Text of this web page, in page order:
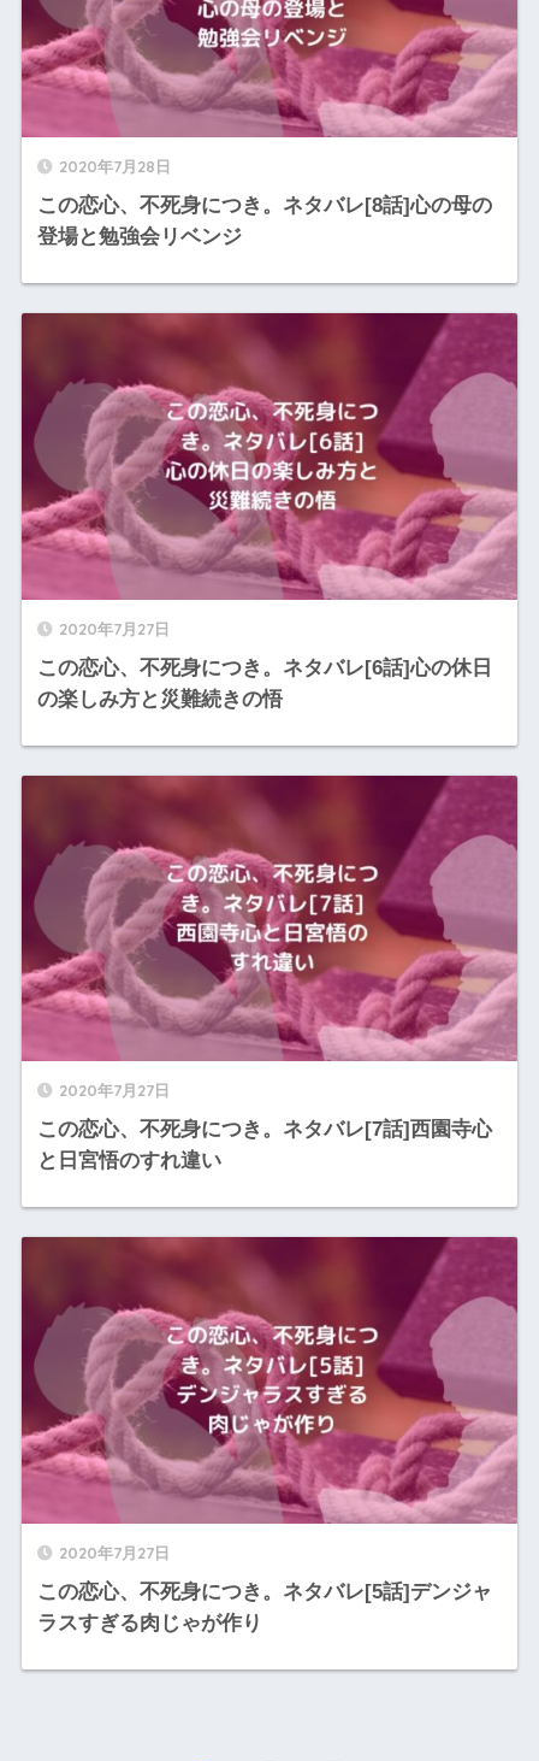
2020年7月28日
この恋心、不死身につき。ネタバレ[8話]心の母の
登場と勉強会リベンジ
2020年7月27日
この恋心、不死身につき。ネタバレ[6話]心の休日
の楽しみ方と災難続きの悟
2020年7月27日
この恋心、不死身につき。ネタバレ[7話]西園寺心
と日宮悟のすれ違い
2020年7月27日
この恋心、不死身につき。ネタバレ[5話]デンジャ
ラスすぎる肉じゃが作り